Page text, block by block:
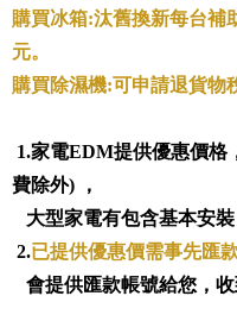
購買冰箱:汰舊換新每台補
元。
購買除濕機:可申請退貨物
1.家電EDM提供優惠價格
費除外) ，
大型家電有包含基本安裝
2.已提供優惠價需事先匯
會提供匯款帳號給您，